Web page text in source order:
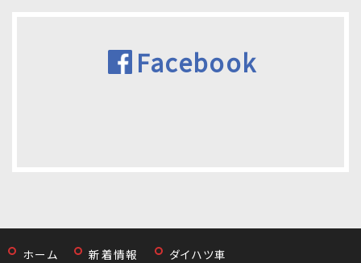
Facebook
ホーム 新着情報
ダイハツ車